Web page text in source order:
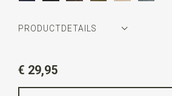
PRODUCTDETAILS
zwart
€ 29,95